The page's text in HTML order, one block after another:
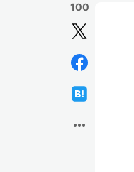
100
more_horiz